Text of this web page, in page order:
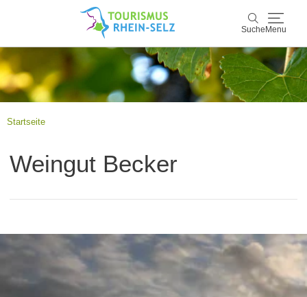
Suche Menu
Suche
Rhein-Selz
Startseite
Weingut Becker